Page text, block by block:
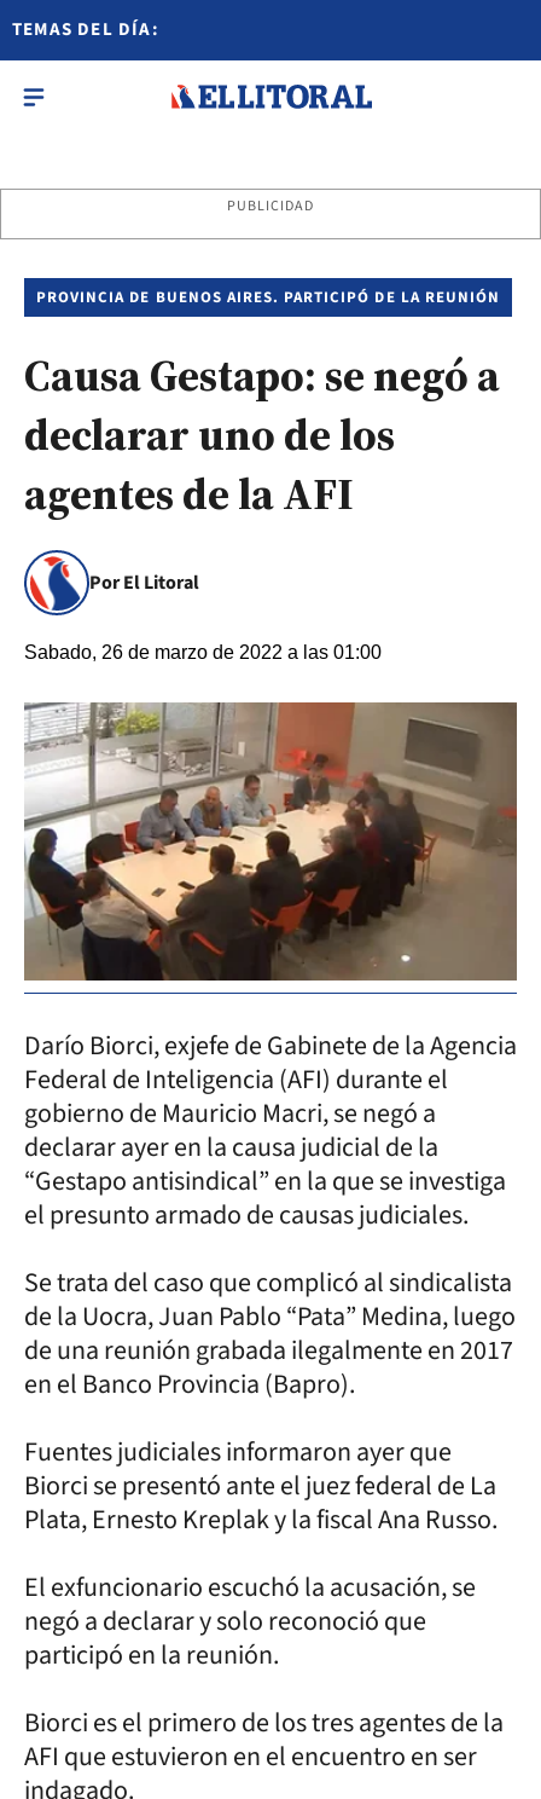
TEMAS DEL DÍA:
PUBLICIDAD
PROVINCIA DE BUENOS AIRES. PARTICIPÓ DE LA REUNIÓN
Causa Gestapo: se negó a
declarar uno de los
agentes de la AFI
Por El Litoral
Sabado, 26 de marzo de 2022 a las 01:00
Darío Biorci, exjefe de Gabinete de la Agencia
Federal de Inteligencia (AFI) durante el
gobierno de Mauricio Macri, se negó a
declarar ayer en la causa judicial de la
“Gestapo antisindical” en la que se investiga
el presunto armado de causas judiciales.
Se trata del caso que complicó al sindicalista
de la Uocra, Juan Pablo “Pata” Medina, luego
de una reunión grabada ilegalmente en 2017
en el Banco Provincia (Bapro).
Fuentes judiciales informaron ayer que
Biorci se presentó ante el juez federal de La
Plata, Ernesto Kreplak y la fiscal Ana Russo.
El exfuncionario escuchó la acusación, se
negó a declarar y solo reconoció que
participó en la reunión.
Biorci es el primero de los tres agentes de la
AFI que estuvieron en el encuentro en ser
indagado.